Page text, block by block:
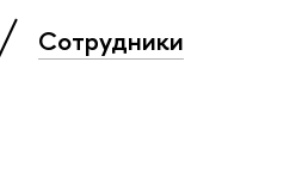
Сотрудники